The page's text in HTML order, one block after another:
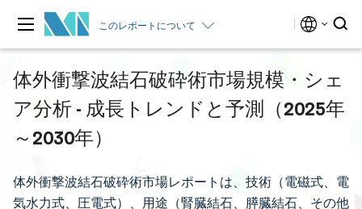
このレポートについて
体外衝撃波結石破砕術市場規模・シェ
ア分析 - 成長トレンドと予測（2025年
～2030年）
体外衝撃波結石破砕術市場レポートは、技術（電磁式、電
気水力式、圧電式）、用途（腎臓結石、膵臓結石、その他